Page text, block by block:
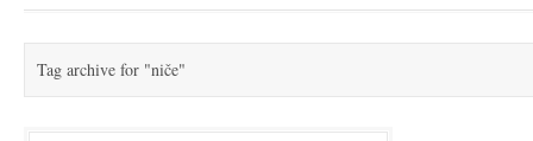
Tag archive for "niče"